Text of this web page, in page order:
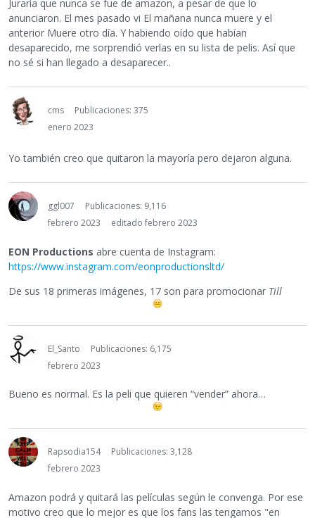
Juraría que nunca se fue de amazon, a pesar de que lo
anunciaron. El mes pasado vi El mañana nunca muere y el
anterior Muere otro día. Y habiendo oído que habían
desaparecido, me sorprendió verlas en su lista de pelis. Así que
no sé si han llegado a desaparecer..
cms
Publicaciones: 375
enero 2023
Yo también creo que quitaron la mayoría pero dejaron alguna.
ggl007
Publicaciones: 9,116
febrero 2023
editado febrero 2023
EON Productions abre cuenta de Instagram:
https://www.instagram.com/eonproductionsltd/
De sus 18 primeras imágenes, 17 son para promocionar Till
El_Santo
Publicaciones: 6,175
febrero 2023
Bueno es normal. Es la peli que quieren “vender” ahora…
Rapsodia154
Publicaciones: 3,128
febrero 2023
Amazon podrá y quitará las películas según le convenga. Por ese
motivo creo que lo mejor es que los fans las tengamos "en